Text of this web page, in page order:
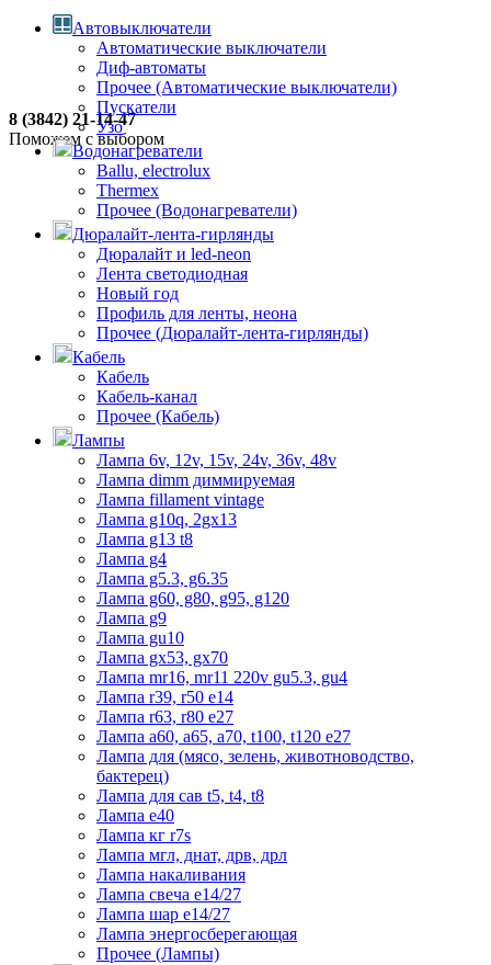
8 (3842) 21-14-47
Поможем с выбором
Автовыключатели
Автоматические выключатели
Диф-автоматы
Прочее (Автоматические выключатели)
Пускатели
Узо
Водонагреватели
Ballu, electrolux
Thermex
Прочее (Водонагреватели)
Дюралайт-лента-гирлянды
Дюралайт и led-neon
Лента светодиодная
Новый год
Профиль для ленты, неона
Прочее (Дюралайт-лента-гирлянды)
Кабель
Кабель
Кабель-канал
Прочее (Кабель)
Лампы
Лампа 6v, 12v, 15v, 24v, 36v, 48v
Лампа dimm диммируемая
Лампа fillament vintage
Лампа g10q, 2gx13
Лампа g13 t8
Лампа g4
Лампа g5.3, g6.35
Лампа g60, g80, g95, g120
Лампа g9
Лампа gu10
Лампа gx53, gx70
Лампа mr16, mr11 220v gu5.3, gu4
Лампа r39, r50 е14
Лампа r63, r80 е27
Лампа а60, а65, а70, t100, t120 е27
Лампа для (мясо, зелень, животноводство,
бактерец)
Лампа для сав t5, t4, t8
Лампа е40
Лампа кг r7s
Лампа мгл, днат, дрв, дрл
Лампа накаливания
Лампа свеча е14/27
Лампа шар е14/27
Лампа энергосберегающая
Прочее (Лампы)